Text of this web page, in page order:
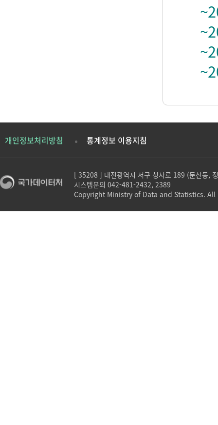
개인정보처리방침 통계정보 이용지침
[ 35208 ] 대전광역시 서구 청사로 189 (둔산동,
시스템문의 042-481-2432, 2389
Copyright Ministry of Data and Statistics.